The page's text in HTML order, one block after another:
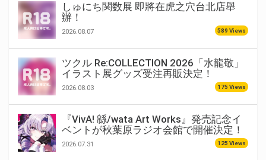
しゅにち関数展 即將在虎之穴台北店舉
辦！
2026.08.07 589 Views
ツクル Re:COLLECTION 2026「水龍敬」
イラスト展グッズ受注再販決定！
2026.08.03 175 Views
『VivA! 緜/wata Art Works』発売記念イ
ベントが秋葉原ラジオ会館で開催決定！
2026.07.31 125 Views